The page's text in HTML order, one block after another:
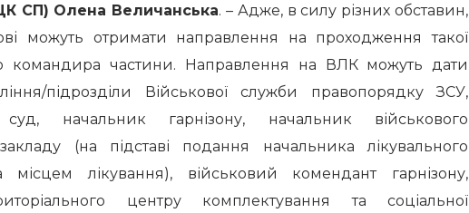
СП) Олена Величанська. – Адже, в силу різних обставин,
можуть отримати направлення на проходження такої
командира частини. Направлення на ВЛК можуть дати
підрозділи Військової служби правопорядку ЗСУ,
суд, начальник гарнізону, начальник військового
(на підставі подання начальника лікувального
місцем лікування), військовий комендант гарнізону,
центру комплектування та соціальної